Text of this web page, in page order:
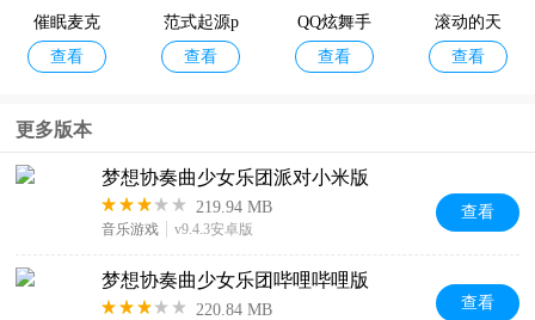
手游官方
查看
版
聚变测试
查看
催眠麦克
风游戏
查看
范式起源p
aradigm
查看
QQ炫舞手
游
查看
滚动的天
空老版本
查看
更多版本
梦想协奏曲少女乐团派对小米版
219.94 MB
音乐游戏 v9.4.3安卓版
查看
梦想协奏曲少女乐团哔哩哔哩版
220.84 MB 查看